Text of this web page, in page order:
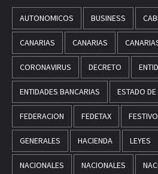
AUTONOMICOS BUSINESS
CANARIAS CANARIAS
CORONAVIRUS DECRETO
ENTIDADES BANCARIAS ESTADO
FEDERACION FEDETAX
GENERALES HACIENDA LEYES
NACIONALES NACIONALES